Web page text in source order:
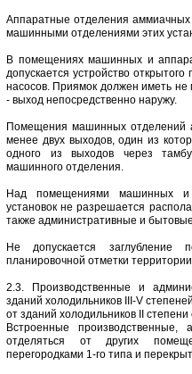
Аппаратные отделения аммиачных
машинными отделениями этих
В помещениях машинных и
допускается устройство
насосов. Приямок должен иметь
- выход непосредственно наружу.
Помещения машинных отделений
менее двух выходов, один из
одного из выходов через
машинного отделения.
Над помещениями машинных и
установок не разрешается
также административные и
Не допускается заглубление
планировочной отметки
2.3. Производственные и
зданий холодильников III-V
от зданий холодильников II
Встроенные
отделяться от других
перегородками 1-го типа и